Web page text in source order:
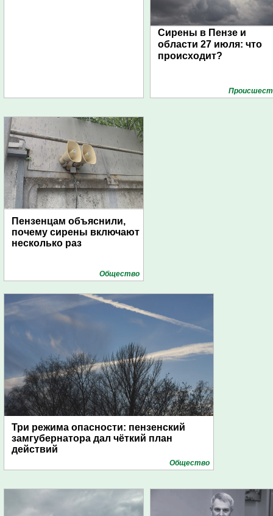
Сирены в Пензе и
области 27 июля: что
происходит?
Пензенцам объяснили,
почему сирены включают
несколько раз
Общество
Три режима опасности: пензенский
замгубернатора дал чёткий план
действий
Общество